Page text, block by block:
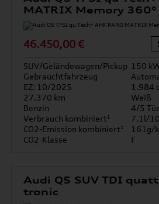
MATRIX Memory
46.450,00 €
SUV/Geländewagen/Pickup 150
Gebrauchtfahrzeug
EZ: 10/2025
1.984
27.370 km
Weiß
Benzin
4/5
Verbrauch kombiniert¹
7.1l/
CO2-Emission kombiniert¹
161g/
CO2-Klasse
F
Audi Q5 SUV TDI
tronic